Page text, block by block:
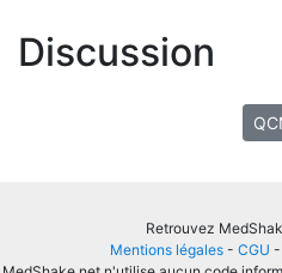
Discussion
Retrouvez
Mentions légales - CGU -